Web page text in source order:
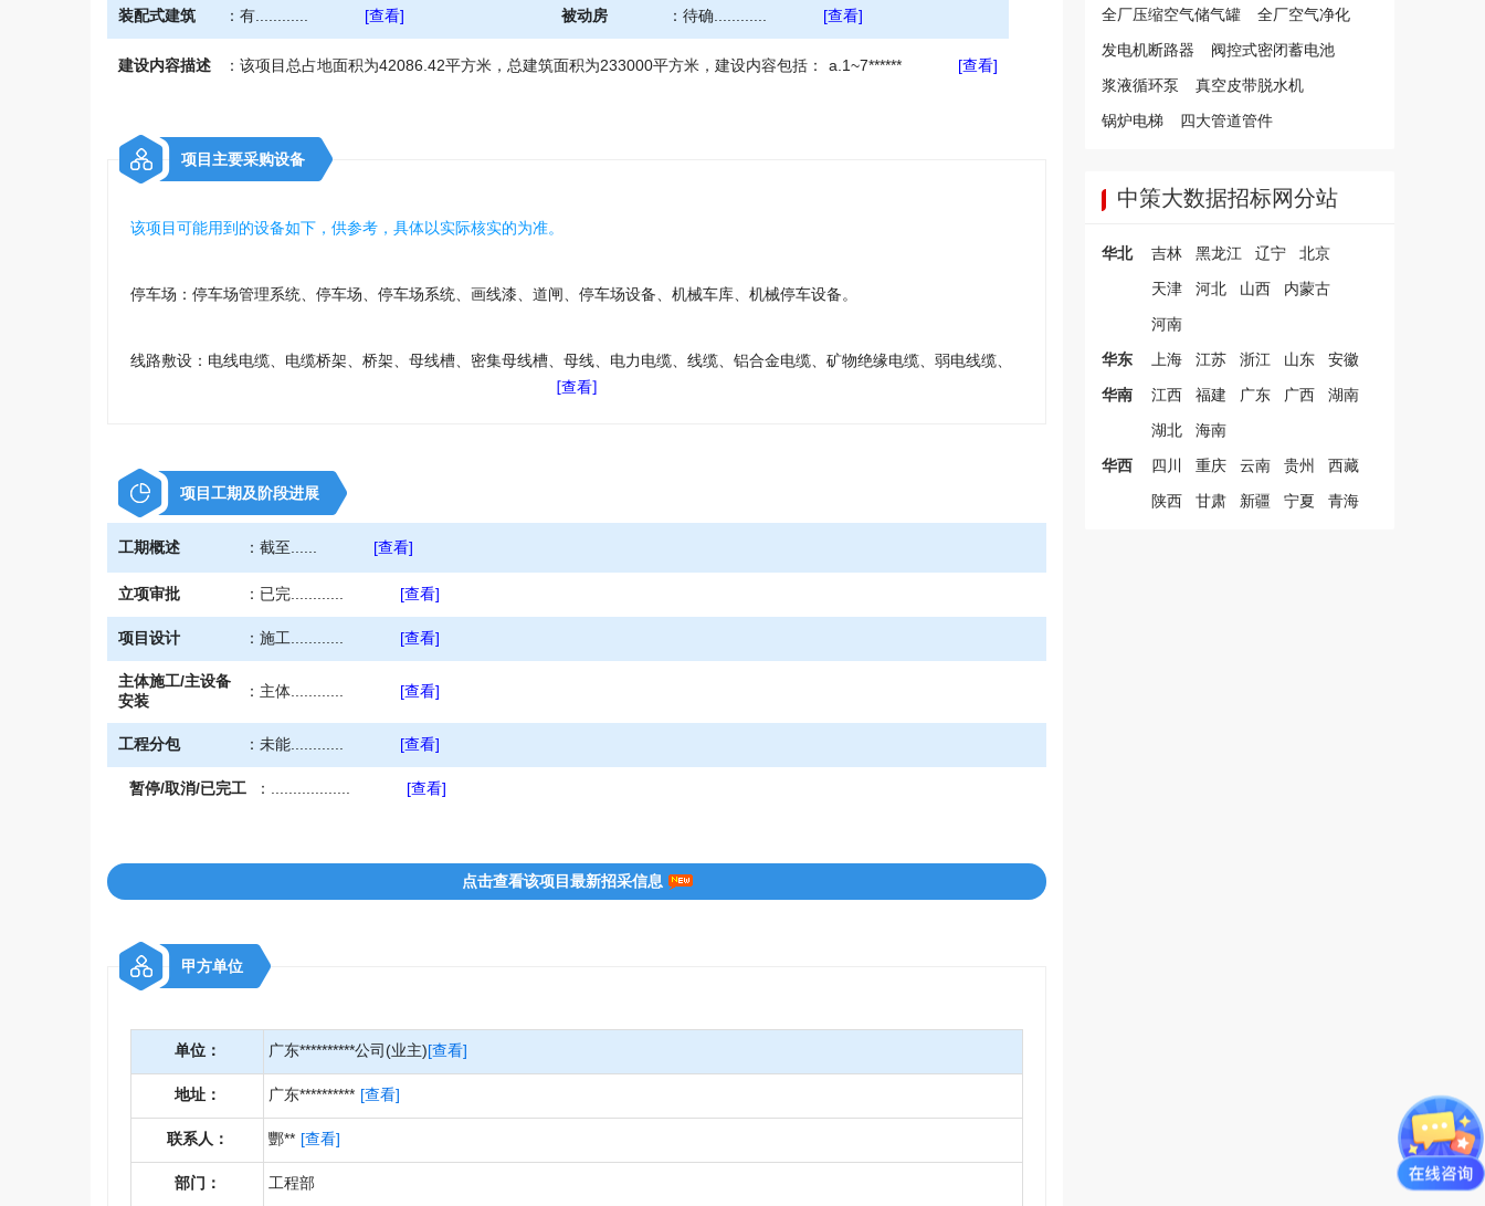
装配式建筑 ： 有............ [查看] 被动房 ： 待确............ [查看]
建设内容描述 ： 该项目总占地面积为42086.42平方米，总建筑面积为233000平方米，建设内容包括： a.1~7****** [查看]
项目主要采购设备
该项目可能用到的设备如下，供参考，具体以实际核实的为准。
停车场：停车场管理系统、停车场、停车场系统、画线漆、道闸、停车场设备、机械车库、机械停车设备。
线路敷设：电线电缆、电缆桥架、桥架、母线槽、密集母线槽、母线、电力电缆、线缆、铝合金电缆、矿物绝缘电缆、弱电线缆、
[查看]
项目工期及阶段进展
工期概述 ： 截至...... [查看]
立项审批 ： 已完............ [查看]
项目设计 ： 施工............ [查看]
主体施工/主设备
安装
： 主体............ [查看]
工程分包 ： 未能............ [查看]
暂停/取消/已完工 ： [查看]
点击查看该项目最新招采信息
甲方单位
单位： 广东**********公司(业主)[查看]
地址： 广东********** [查看]
联系人： 酆** [查看]
部门： 工程部
全厂压缩空气储气罐
全厂空气净化
发电机断路器
阀控式密闭蓄电池
浆液循环泵
真空皮带脱水机
锅炉电梯
四大管道管件
中策大数据招标网分站
华北 吉林 黑龙江 辽宁
北京
天津
河北 山西
内蒙古
河南
华东
上海 江苏 浙江 山东
安徽
华南
江西 福建 广东 广西
湖南
湖北
海南
华西
四川 重庆 云南 贵州
西藏
陕西
甘肃 新疆 宁夏 青海